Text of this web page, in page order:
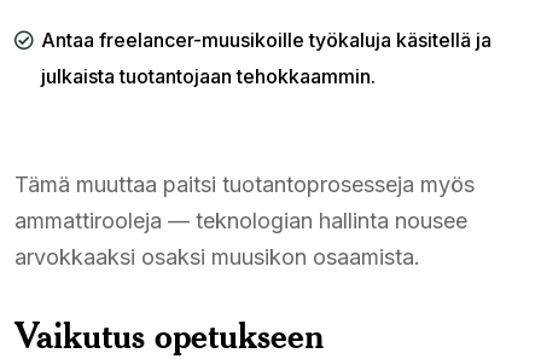
Antaa freelancer-muusikoille työkaluja käsitellä ja
julkaista tuotantojaan tehokkaammin.
Tämä muuttaa paitsi tuotantoprosesseja myös
ammattirooleja — teknologian hallinta nousee
arvokkaaksi osaksi muusikon osaamista.
Vaikutus opetukseen